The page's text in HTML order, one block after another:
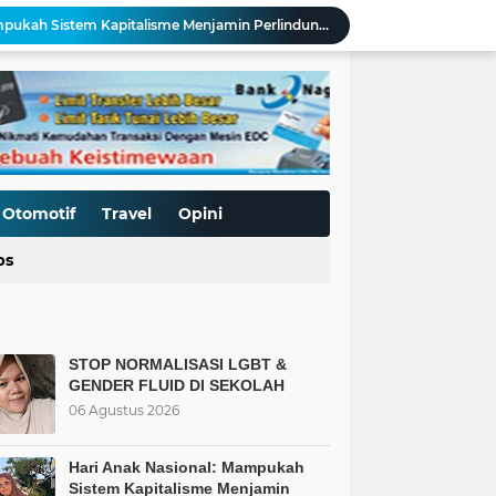
Hari Anak Nasional: Mampukah Sistem Kapitalisme Menjamin Perlindungan Anak?
Mengurai Krisis Murid SD Negeri: Saat Sekolah Tak Lagi Dilirik, Islam Punya Solusinya
Benar Terpenuhi?
Hakiki bagi Anak
Kalaksa BPBD Zaimar Hakim, S.H Apresiasi Sinergi Kodim 0306/50 Kota dalam Penguatan Mitigasi dan Penanganan Bencana
Setelah Kehilangan
Krisis Murid Baru di Sejumlah SDN, Mengapa Orangtua Memilih Sekolah yang Mengedepankan Nilai Agama?
& GENDER FLUID DI SEKOLAH
Otomotif Travel Opini
STOP NORMALISASI LGBT &
GENDER FLUID DI SEKOLAH
06 Agustus 2026
Hari Anak Nasional: Mampukah
Sistem Kapitalisme Menjamin